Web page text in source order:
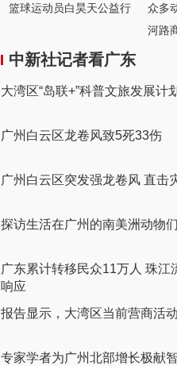
篮球运动员白昊天公益行
众多
河路
中新社记者看广东
大湾区“岛联+”科普文旅发展计
广州白云区龙卷风致5死33伤
广州白云区突发强龙卷风 直击
探访生活在广州的南美洲动物们
广东累计转移民众11万人 珠江
响应
报告显示，大湾区当前营商活
专家学者为广州北部增长极献